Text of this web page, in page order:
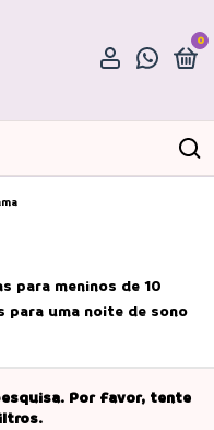
0
para meninos de 10
uma noite de sono
Por favor, tente